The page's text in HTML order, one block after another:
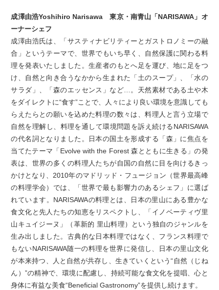
成澤由浩Yoshihiro Narisawa 東京・南青山「NARISAWA」オ
ーナーシェフ
成澤由浩氏は、「サスティナビリティーとガストロノミーの融
合」というテーマで、世界でもいち早く、自然保護に関わる料
理を発表いたしました。生産者のもとへ足を運び、地に足をつ
け、自然と向き合うなかから生まれた「土のスープ」、「水の
サラダ」、「森のエッセンス」など…。天然素材である土や木
をダイレクトに“食す”ことで、人々により良い環境を意識しても
らえたらとの願いを込めた料理の数々は、料理人と言う立場で
自然を理解し、料理を通して環境問題を訴え続けるNARISAWA
の代名詞となりました。日本の国土を形成する「森」に焦点を
当てたテーマ「Evolve with the Forest 森とともに生きる」の発
表は、世界の多くの料理人たちが自国の自然に目を向けるきっ
かけとなり、2010年のマドリッド・フュージョン（世界最高峰
の料理学会）では、「世界で最も影響力のあるシェフ」に選ば
れています。NARISAWAの料理とは、日本の里山にある豊かな
食文化と先人たちの知恵をリスペクトし、「イノベーティヴ里
山キュイジーヌ」（革新的 里山料理）という独自のジャンルを
生み出しました。古典的な日本料理ではなく、フランス料理で
もないNARISAWA随一の料理を世界に発信し、日本の里山文化
が本来持つ、人と自然が共存し、生きていくという“自然（じね
ん）”の精神で、環境に配慮し、持続可能な食文化を提唱、心と
身体に有益な美食“Beneficial Gastronomy”を提供し続けます。